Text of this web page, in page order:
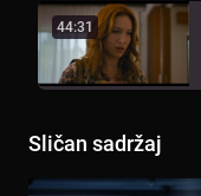
44:31
Sličan sadržaj